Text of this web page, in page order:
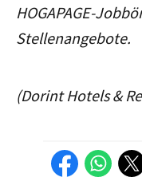
HOGAPAGE-
Stellenangebote.
(Dorint Hotels &